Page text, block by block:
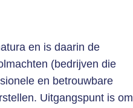
en is daarin de
(bedrijven die
en betrouwbare
Uitgangspunt is om